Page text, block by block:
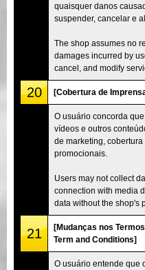
quaisquer danos
suspender, cancelar e
The shop assumes no
damages incurred by
cancel, and modify
20 [Cobertura de
O usuário concorda
vídeos e outros
de marketing,
promocionais.
Users may not collect
connection with media
data without the shop's
21
[Mudanças nos
Term and Conditions]
O usuário entende que